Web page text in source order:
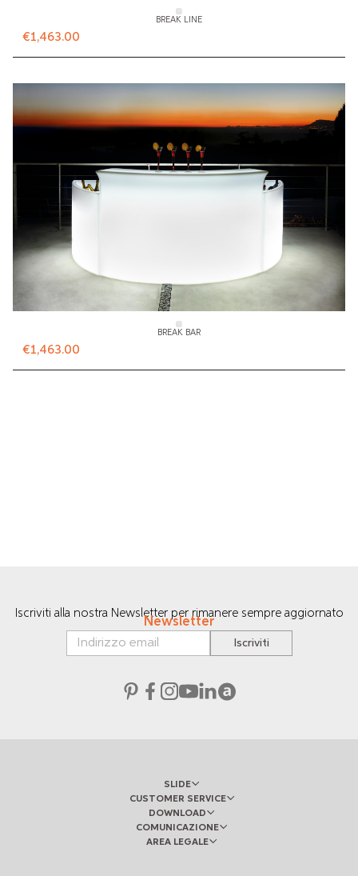
BREAK LINE
€1,463.00
BREAK BAR
€1,463.00
Iscriviti alla nostra Newsletter per rimanere sempre aggiornato
Newsletter
Iscriviti
SLIDE
CUSTOMER SERVICE
DOWNLOAD
COMUNICAZIONE
AREA LEGALE